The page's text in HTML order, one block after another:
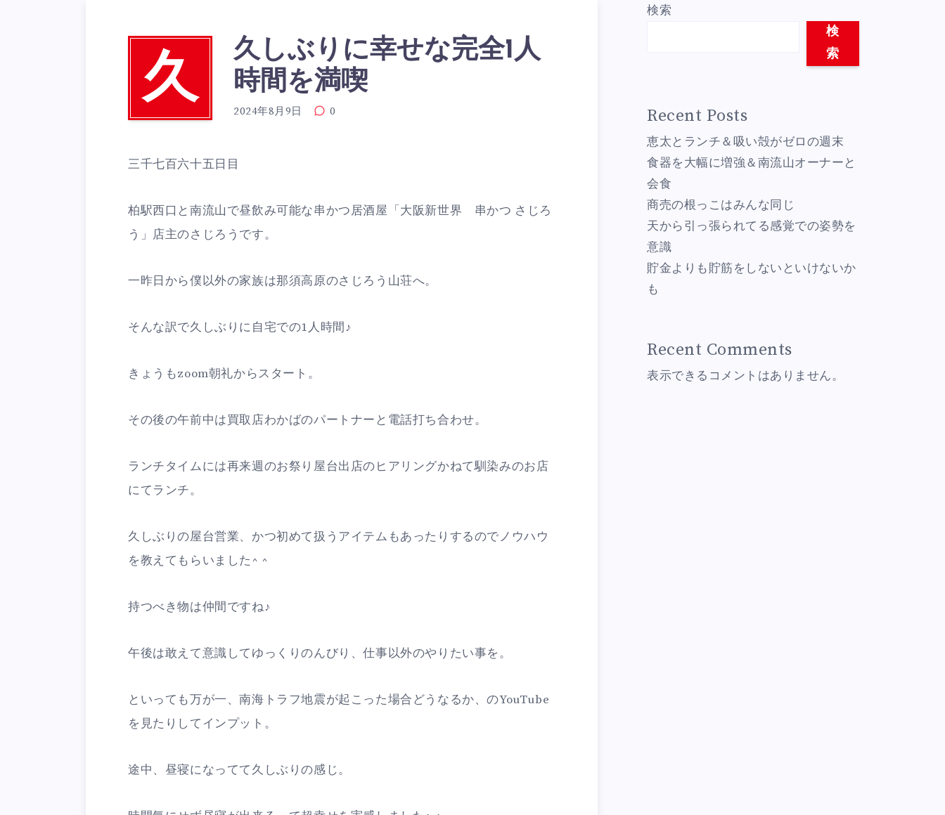
久
久しぶりに幸せな完全1人
時間を満喫
2024年8月9日 0
三千七百六十五日目
柏駅西口と南流山で昼飲み可能な串かつ居酒屋「大阪新世界 串かつ さじろ
う」店主のさじろうです。
一昨日から僕以外の家族は那須高原のさじろう山荘へ。
そんな訳で久しぶりに自宅での1人時間♪
きょうもzoom朝礼からスタート。
その後の午前中は買取店わかばのパートナーと電話打ち合わせ。
ランチタイムには再来週のお祭り屋台出店のヒアリングかねて馴染みのお店
にてランチ。
久しぶりの屋台営業、かつ初めて扱うアイテムもあったりするのでノウハウ
を教えてもらいました^ ^
持つべき物は仲間ですね♪
午後は敢えて意識してゆっくりのんびり、仕事以外のやりたい事を。
といっても万が一、南海トラフ地震が起こった場合どうなるか、のYouTube
を見たりしてインプット。
途中、昼寝になってて久しぶりの感じ。
検索
検
索
Recent Posts
恵太とランチ＆吸い殻がゼロの週末
食器を大幅に増強＆南流山オーナーと
会食
商売の根っこはみんな同じ
天から引っ張られてる感覚での姿勢を
意識
貯金よりも貯筋をしないといけないか
も
Recent Comments
表示できるコメントはありません。